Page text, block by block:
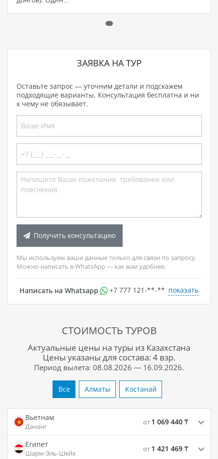
ЗАЯВКА НА ТУР
Оставьте запрос — уточним детали и подскажем
подходящие варианты. Консультация бесплатна и ни
к чему не обязывает.
Получить консультацию
Мы используем ваши данные только для связи по запросу.
Можно написать в WhatsApp — как вам удобнее.
Написать на Whatsapp +7 777 121-**-** показать
СТОИМОСТЬ ТУРОВ
Актуальные цены на туры из Казахстана
Цены указаны для состава: 4 взр.
Период вылета: 08.08.2026 — 16.09.2026.
Все Алматы Костанай
Вьетнам
Дананг
от 1 069 440 ₸
Египет
Шарм-Эль-Шейх
от 1 421 469 ₸